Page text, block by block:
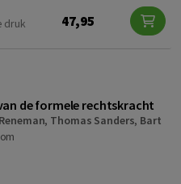
druk
47,95
de formele rechtskracht
, Thomas Sanders, Bart